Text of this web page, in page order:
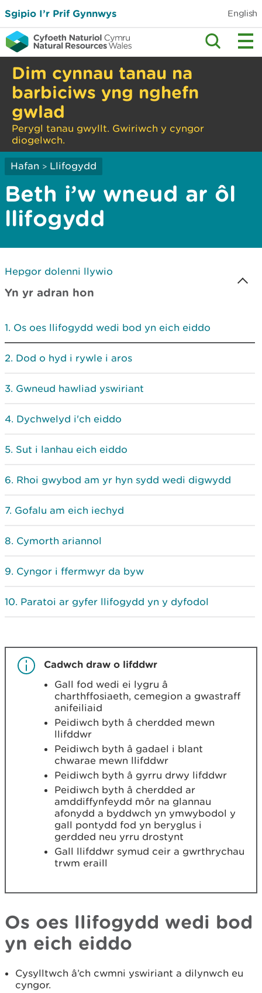
Sgipio I’r Prif Gynnwys English
Dim cynnau tanau na
barbiciws yng nghefn
gwlad
Perygl tanau gwyllt. Gwiriwch y cyngor
diogelwch.
Hafan > Llifogydd
Beth i’w wneud ar ôl
llifogydd
Hepgor dolenni llywio
Yn yr adran hon
Os oes llifogydd wedi bod yn eich eiddo
Dod o hyd i rywle i aros
Gwneud hawliad yswiriant
Dychwelyd i'ch eiddo
Sut i lanhau eich eiddo
Rhoi gwybod am yr hyn sydd wedi digwydd
Gofalu am eich iechyd
Cymorth ariannol
Cyngor i ffermwyr da byw
Paratoi ar gyfer llifogydd yn y dyfodol
Cadwch draw o lifddwr
Gall fod wedi ei lygru â
charthffosiaeth, cemegion a gwastraff
anifeiliaid
Peidiwch byth â cherdded mewn
llifddwr
Peidiwch byth â gadael i blant
chwarae mewn llifddwr
Peidiwch byth â gyrru drwy lifddwr
Peidiwch byth â cherdded ar
amddiffynfeydd môr na glannau
afonydd a byddwch yn ymwybodol y
gall pontydd fod yn beryglus i
gerdded neu yrru drostynt
Gall llifddwr symud ceir a gwrthrychau
trwm eraill
Os oes llifogydd wedi bod
yn eich eiddo
Cysylltwch â’ch cwmni yswiriant a dilynwch eu
cyngor.